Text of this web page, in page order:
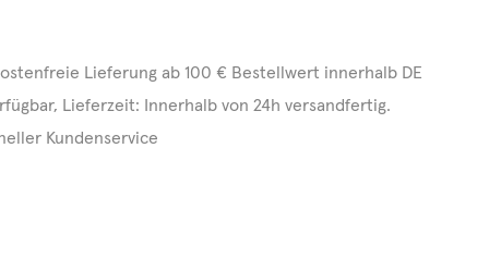
Lieferung ab 100 € Bestellwert innerhalb DE
Lieferzeit: Innerhalb von 24h versandfertig.
Kundenservice